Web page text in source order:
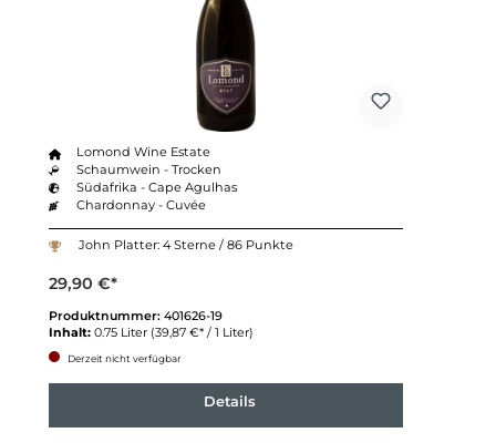
Lomond Wine Estate
Schaumwein - Trocken
Südafrika - Cape Agulhas
Chardonnay - Cuvée
John Platter: 4 Sterne / 86 Punkte
29,90 €*
Produktnummer: 401626-19
Inhalt: 0.75 Liter (39,87 €* / 1 Liter)
Derzeit nicht verfügbar
Details